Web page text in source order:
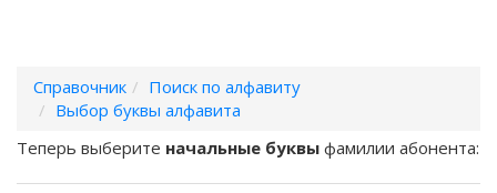
Справочник
Поиск по алфавиту
Выбор буквы алфавита
Теперь выберите начальные буквы фамилии абонента: